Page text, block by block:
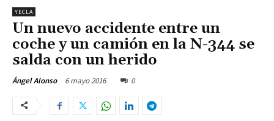
YECLA
Un nuevo accidente entre un
coche y un camión en la N-344 se
salda con un herido
Ángel Alonso 6 mayo 2016 0